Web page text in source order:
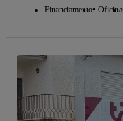
Financiamento Oficina